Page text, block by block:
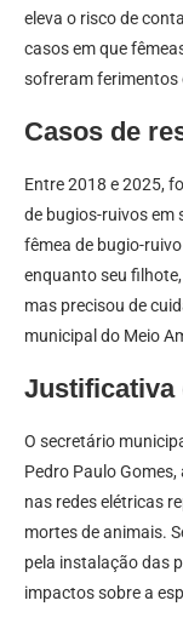
eleva o risco de
casos em que
sofreram ferimentos
Casos de
Entre 2018 e 2025,
de bugios-ruivos em
fêmea de bugio-
enquanto seu
mas precisou de
municipal do Meio
Justificativa
O secretário
Pedro Paulo
nas redes elétricas
mortes de animais.
pela instalação das
impactos sobre a